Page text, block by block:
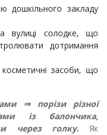
дошкільного закладу
вулиці солодке, що
дотримання
косметичні засоби, що
⇒порізи різної
із балончика,
через голку.
Як